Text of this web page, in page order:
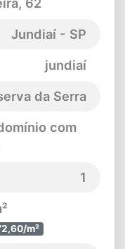
Jundiaí - SP
jundiaí
da Serra
com
1
m²